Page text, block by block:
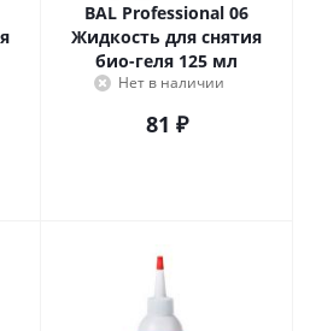
BAL Professional 06
Жидкость для снятия
био-геля 125 мл
Нет в наличии
81 ₽